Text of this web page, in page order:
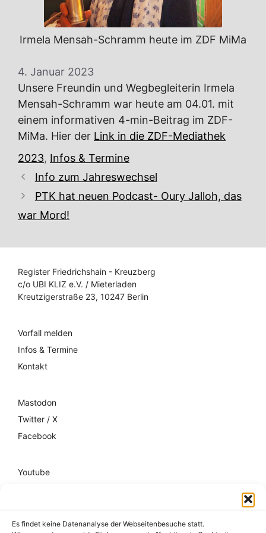
Es findet keine Datenanalyse der Webseitenbesuche statt.
Irmela Mensah-Schramm heute im ZDF MiMa
4. Januar 2023
Unsere Freundin und Wegbegleiterin Irmela
Mensah-Schramm war heute am 04.01. mit
einem informativen 4-min-Beitrag im ZDF-
MiMa. Hier der Link in die ZDF-Mediathek
Kategorien
2023, Infos & Termine
Info zum Jahreswechsel
PTK hat neuen Podcast- Oury Jalloh, das
war Mord!
Register Friedrichshain - Kreuzberg
c/o UBI KLIZ e.V. / Mieterladen
Kreutzigerstraße 23, 10247 Berlin
Vorfall melden
Infos & Termine
Kontakt
Mastodon
Twitter / X
Facebook
Youtube